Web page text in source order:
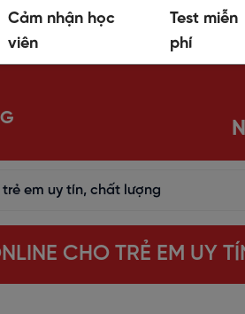
Cảm nhận học
viên
Test miễn
phí
em uy tín, chất lượng
CHO TRẺ EM UY